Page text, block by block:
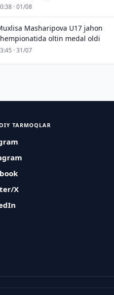
· 01/08
Masharipova U17 jahon
oltin medal oldi
· 31/07
TARMOQLAR
X